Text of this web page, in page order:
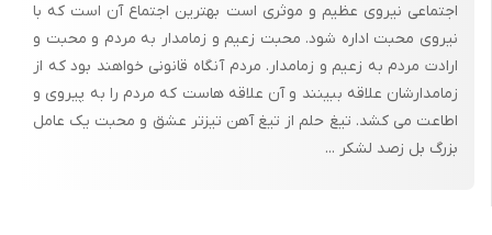
اجتماعی نیروی عظیم و موثری است بهترین اجتماع آن است که با
نیروی محبت اداره شود. محبت زعیم و زمامدار به مردم و محبت و
ارادت مردم به زعیم و زمامدار. مردم آنگاه قانونی خواهند بود که از
زمامدارشان علاقه ببینند و آن علاقه هاست که مردم را به پیروی و
اطاعت می کشد. تیغ حلم از تیغ آهن تیزتر عشق و محبت یک عامل
بزرگ بل زصد لشکر ...